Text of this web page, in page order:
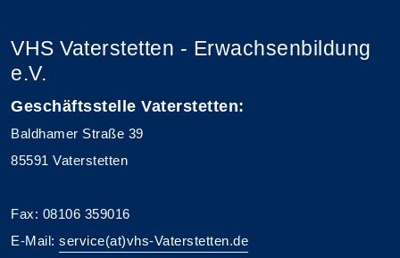
VHS Vaterstetten - Erwachsenbildung
e.V.
Geschäftsstelle Vaterstetten:
Baldhamer Straße 39
85591 Vaterstetten
Fax: 08106 359016
E-Mail: service(at)vhs-Vaterstetten.de